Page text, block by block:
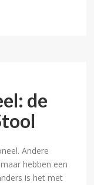
de
Andere
hebben een
is het met